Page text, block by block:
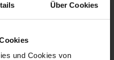
Über Cookies
und Cookies von